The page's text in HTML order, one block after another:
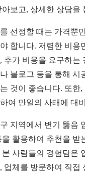
아보고, 상세한 상담을
선정할 때는 가격뿐
합니다. 저렴한 비용
추가 비용을 요구하는
블로그 등을 통해 시
것이 좋습니다. 또한
여 만일의 사태에 대
지역에서 변기 뚫음
을 활용하여 추천을 받
본 사람들의 경험담은
업체를 방문하여 직접